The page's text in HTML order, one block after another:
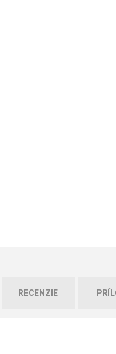
RECENZIE